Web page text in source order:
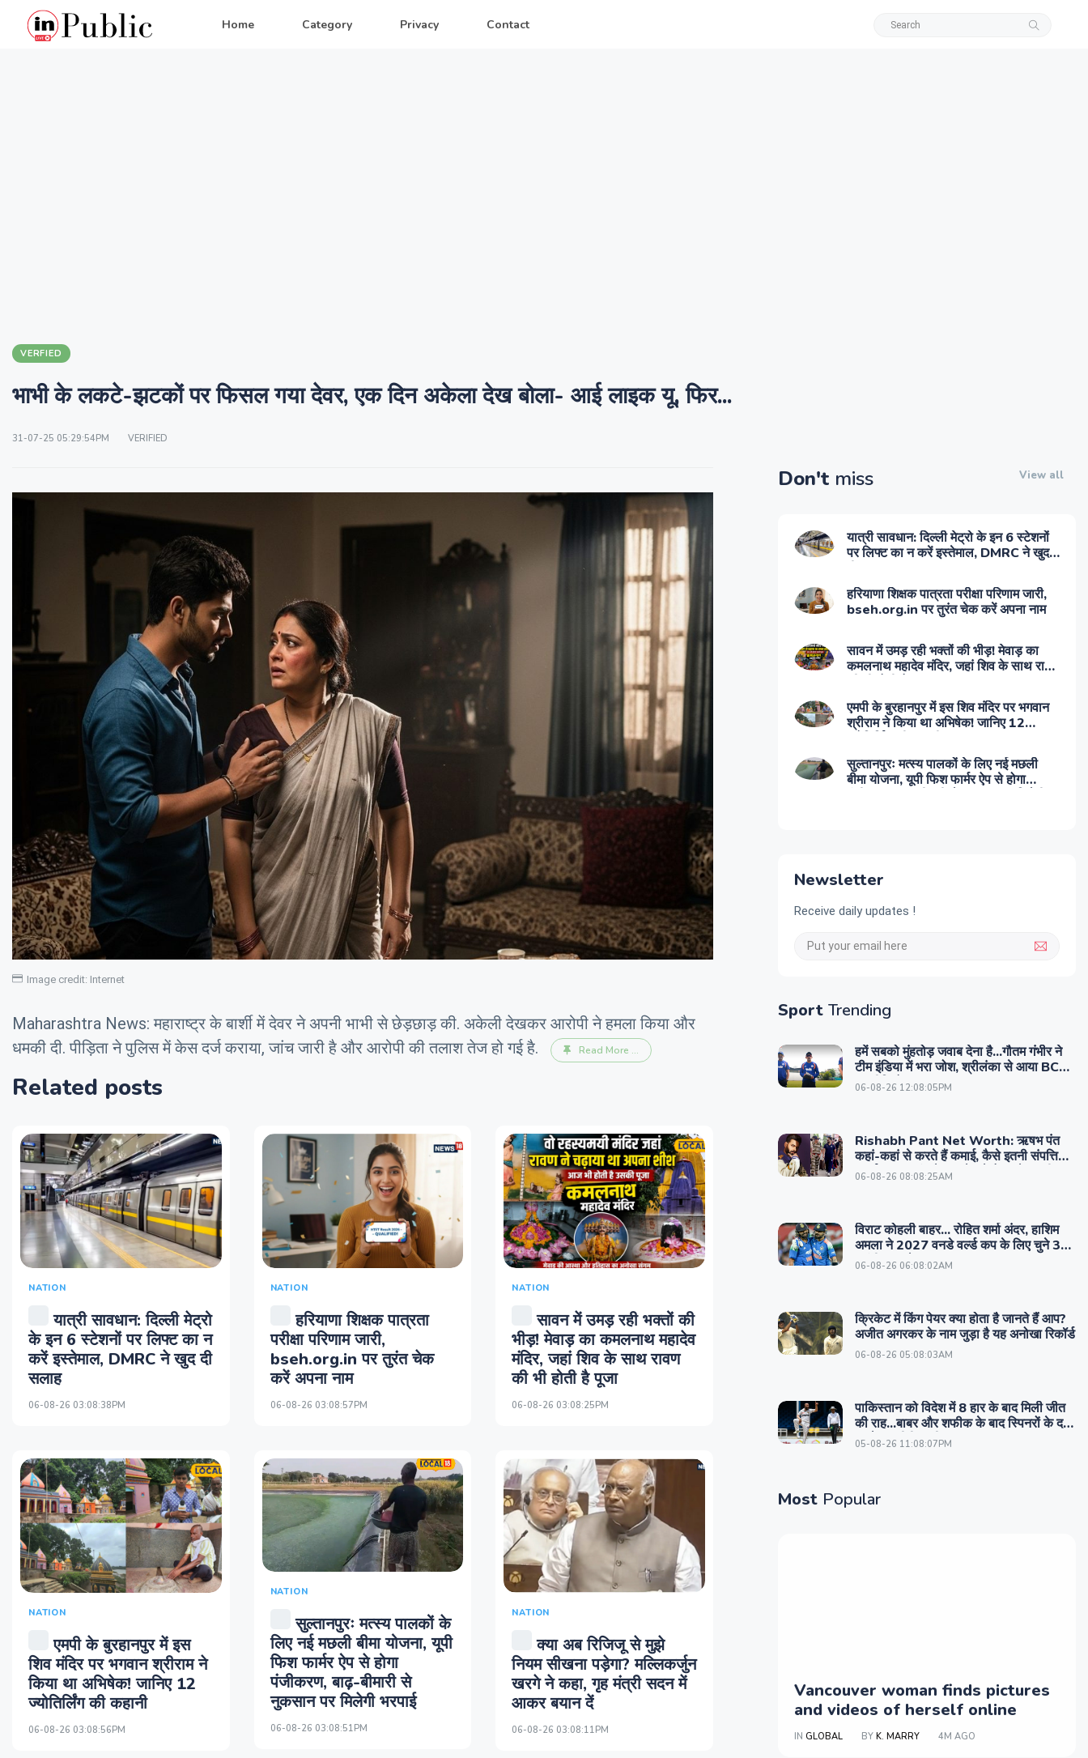
Home Category Privacy Contact
VERFIED
भाभी के लकटे-झटकों पर फिसल गया देवर, एक दिन अकेला देख बोला- आई लाइक यू, फिर...
31-07-25 05:29:54PM VERIFIED
Image credit: Internet
Maharashtra News: महाराष्ट्र के बार्शी में देवर ने अपनी भाभी से छेड़छाड़ की. अकेली देखकर आरोपी ने हमला किया और
धमकी दी. पीड़िता ने पुलिस में केस दर्ज कराया, जांच जारी है और आरोपी की तलाश तेज हो गई है.
Read More ...
Related posts
NATION
यात्री सावधान: दिल्ली मेट्रो
के इन 6 स्टेशनों पर लिफ्ट का न
करें इस्तेमाल, DMRC ने खुद दी
सलाह
06-08-26 03:08:38PM
NATION
हरियाणा शिक्षक पात्रता
परीक्षा परिणाम जारी,
bseh.org.in पर तुरंत चेक
करें अपना नाम
06-08-26 03:08:57PM
NATION
सावन में उमड़ रही भक्तों की
भीड़! मेवाड़ का कमलनाथ महादेव
मंदिर, जहां शिव के साथ रावण
की भी होती है पूजा
06-08-26 03:08:25PM
NATION
एमपी के बुरहानपुर में इस
शिव मंदिर पर भगवान श्रीराम ने
किया था अभिषेक! जानिए 12
ज्योतिर्लिंग की कहानी
06-08-26 03:08:56PM
NATION
सुल्तानपुरः मत्स्य पालकों के
लिए नई मछली बीमा योजना, यूपी
फिश फार्मर ऐप से होगा
पंजीकरण, बाढ़-बीमारी से
नुकसान पर मिलेगी भरपाई
06-08-26 03:08:51PM
NATION
क्या अब रिजिजू से मुझे
नियम सीखना पड़ेगा? मल्लिकर्जुन
खरगे ने कहा, गृह मंत्री सदन में
आकर बयान दें
06-08-26 03:08:11PM
Don't miss View all
यात्री सावधान: दिल्ली मेट्रो के इन 6 स्टेशनों
पर लिफ्ट का न करें इस्तेमाल, DMRC ने खुद
हरियाणा शिक्षक पात्रता परीक्षा परिणाम जारी,
bseh.org.in पर तुरंत चेक करें अपना नाम
सावन में उमड़ रही भक्तों की भीड़! मेवाड़ का
कमलनाथ महादेव मंदिर, जहां शिव के साथ रावण
एमपी के बुरहानपुर में इस शिव मंदिर पर भगवान
श्रीराम ने किया था अभिषेक! जानिए 12
सुल्तानपुरः मत्स्य पालकों के लिए नई मछली
बीमा योजना, यूपी फिश फार्मर ऐप से होगा
Newsletter
Receive daily updates !
Sport Trending
हमें सबको मुंहतोड़ जवाब देना है...गौतम गंभीर ने
टीम इंडिया में भरा जोश, श्रीलंका से आया BCCI
का वीडियो
06-08-26 12:08:05PM
Rishabh Pant Net Worth: ऋषभ पंत
कहां-कहां से करते हैं कमाई, कैसे इतनी संपत्ति
बनाई? उत्तराखंड के सबसे बड़े टैक्स पेयर की
06-08-26 08:08:25AM
विराट कोहली बाहर... रोहित शर्मा अंदर, हाशिम
अमला ने 2027 वनडे वर्ल्ड कप के लिए चुने 3
पसंदीदा बल्लेबाज
06-08-26 06:08:02AM
क्रिकेट में किंग पेयर क्या होता है जानते हैं आप?
अजीत अगरकर के नाम जुड़ा है यह अनोखा रिकॉर्ड
06-08-26 05:08:03AM
पाकिस्तान को विदेश में 8 हार के बाद मिली जीत
की राह...बाबर और शफीक के बाद स्पिनरों के दम
पर टेस्ट सीरीज की बराबर
05-08-26 11:08:07PM
Most Popular
Vancouver woman finds pictures
and videos of herself online
IN GLOBAL BY K. MARRY 4M AGO